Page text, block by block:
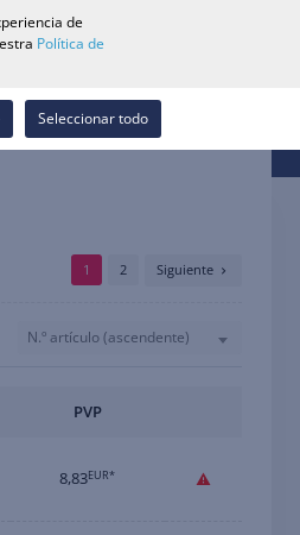
Lista de deseos
1 2 Siguiente
N.º artículo (ascendente)
PVP
8,83EUR*
de
Política de
Seleccionar todo